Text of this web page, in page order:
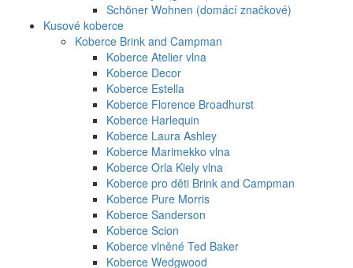
Schöner Wohnen (domácí značkové)
Kusové koberce
Koberce Brink and Campman
Koberce Atelier vlna
Koberce Decor
Koberce Estella
Koberce Florence Broadhurst
Koberce Harlequin
Koberce Laura Ashley
Koberce Marimekko vlna
Koberce Orla Kiely vlna
Koberce pro děti Brink and Campman
Koberce Pure Morris
Koberce Sanderson
Koberce Scion
Koberce vlněné Ted Baker
Koberce Wedgwood